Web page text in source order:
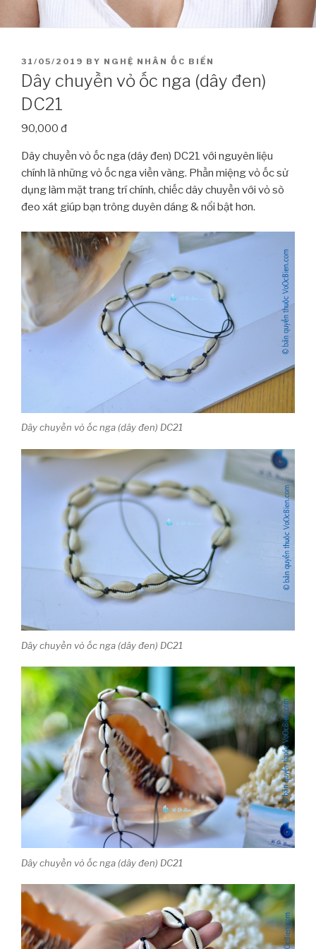
POSTED
ON
31/05/2019 BY NGHỆ NHÂN ỐC BIỂN
Dây chuyền vỏ ốc nga (dây đen)
DC21
90,000 đ
Dây chuyền vỏ ốc nga (dây đen) DC21 với nguyên liệu
chính là những vỏ ốc nga viền vàng. Phần miệng vỏ ốc sử
dụng làm mặt trang trí chính, chiếc dây chuyền với vỏ sò
đeo xát giúp bạn trông duyên dáng & nổi bật hơn.
Dây chuyền vỏ ốc nga (dây đen) DC21
Dây chuyền vỏ ốc nga (dây đen) DC21
Dây chuyền vỏ ốc nga (dây đen) DC21